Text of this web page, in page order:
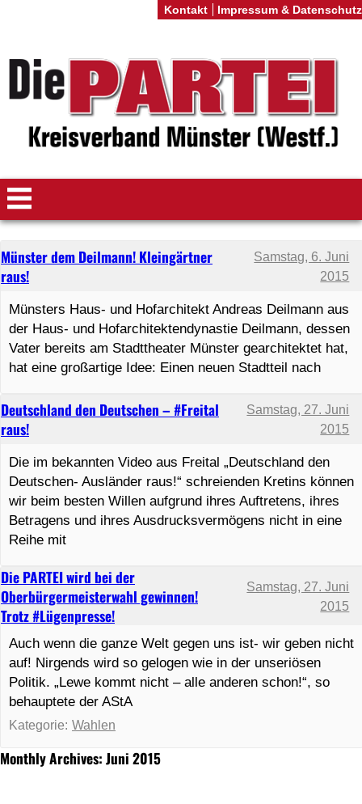
Monthly Archives: Juni 2015
Die PARTEI wird bei der
Oberbürgermeisterwahl gewinnen!
Trotz #Lügenpresse!
Samstag, 27. Juni
2015
Auch wenn die ganze Welt gegen uns ist- wir geben nicht
auf! Nirgends wird so gelogen wie in der unseriösen
Politik. „Lewe kommt nicht – alle anderen schon!“, so
behauptete der AStA
Kategorie: Wahlen
Deutschland den Deutschen – #Freital
raus!
Samstag, 27. Juni
2015
Die im bekannten Video aus Freital „Deutschland den
Deutschen- Ausländer raus!“ schreienden Kretins können
wir beim besten Willen aufgrund ihres Auftretens, ihres
Betragens und ihres Ausdrucksvermögens nicht in eine
Reihe mit
Münster dem Deilmann! Kleingärtner
raus!
Samstag, 6. Juni
2015
Münsters Haus- und Hofarchitekt Andreas Deilmann aus
der Haus- und Hofarchitektendynastie Deilmann, dessen
Vater bereits am Stadttheater Münster gearchitektet hat,
hat eine großartige Idee: Einen neuen Stadtteil nach
Kontakt Impressum & Datenschutz